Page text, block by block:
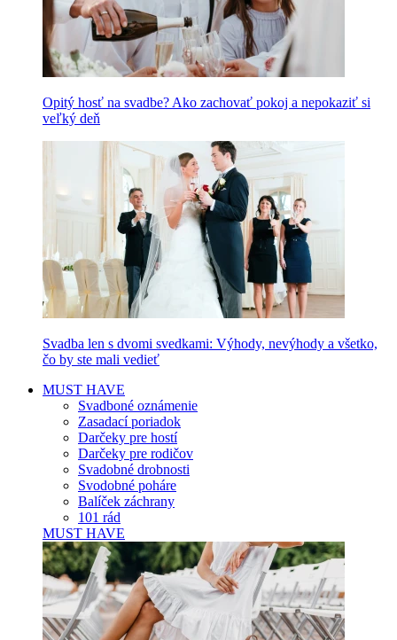
Opitý hosť na svadbe? Ako zachovať pokoj a nepokaziť si
veľký deň
Svadba len s dvomi svedkami: Výhody, nevýhody a všetko,
čo by ste mali vedieť
MUST HAVE
Svadboné oznámenie
Zasadací poriadok
Darčeky pre hostí
Darčeky pre rodičov
Svadobné drobnosti
Svodobné poháre
Balíček záchrany
101 rád
MUST HAVE